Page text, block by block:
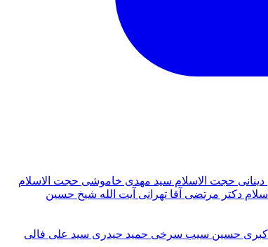
حجت الاسلام سيد مهدى خاموشى حجت الاسلام
دکتر مرتضی آقا تهرانی آيت الله شيخ حسين
حسین سیب سرخی حمید حیدری سید علی فالی